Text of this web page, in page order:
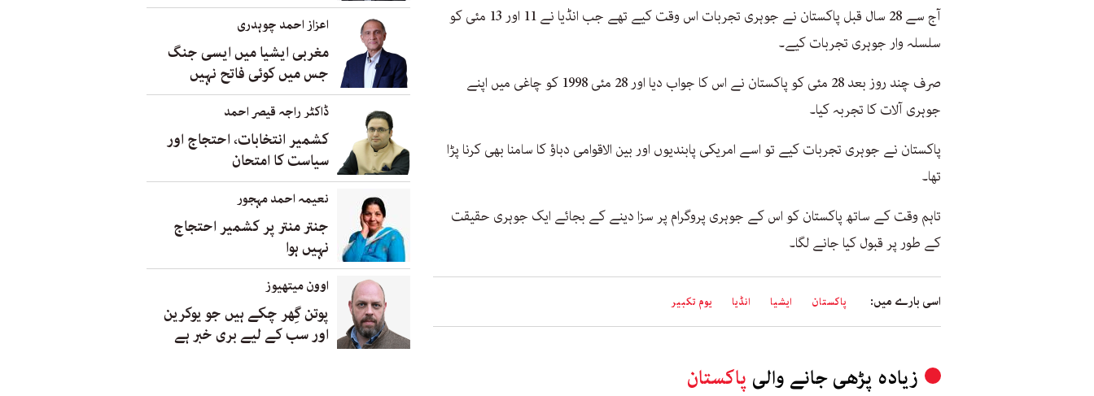
آج سے 28 سال قبل پاکستان نے جوہری تجربات اس وقت کیے تھے جب انڈیا نے 11 اور 13 مئی کو
سلسلہ وار جوہری تجربات کیے۔
صرف چند روز بعد 28 مئی کو پاکستان نے اس کا جواب دیا اور 28 مئی 1998 کو چاغی میں اپنے
جوہری آلات کا تجربہ کیا۔
پاکستان نے جوہری تجربات کیے تو اسے امریکی پابندیوں اور بین الاقوامی دباؤ کا سامنا بھی کرنا پڑا
تھا۔
تاہم وقت کے ساتھ پاکستان کو اس کے جوہری پروگرام پر سزا دینے کے بجائے ایک جوہری حقیقت
کے طور پر قبول کیا جانے لگا۔
اسی بارے میں: پاکستان ایشیا انڈیا یوم تکبیر
زیادہ پڑھی جانے والی پاکستان
اعزاز احمد چوہدری
مغربی ایشیا میں ایسی جنگ
جس میں کوئی فاتح نہیں
ڈاکٹر راجہ قیصر احمد
کشمیر انتخابات، احتجاج اور
سیاست کا امتحان
نعیمہ احمد مہجور
جنتر منتر پر کشمیر احتجاج
نہیں ہوا
اوون میتھیوز
پوتن گِھر چکے ہیں جو یوکرین
اور سب کے لیے بری خبر ہے